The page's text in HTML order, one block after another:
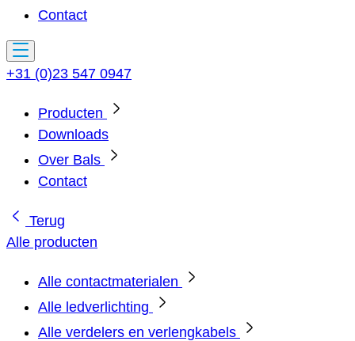
Contact
+31 (0)23 547 0947
Producten
Downloads
Over Bals
Contact
Terug
Alle producten
Alle contactmaterialen
Alle ledverlichting
Alle verdelers en verlengkabels